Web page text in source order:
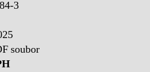
3
soubor